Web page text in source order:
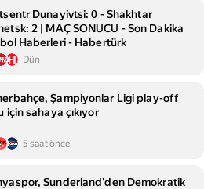
Dunayivtsi: 0 - Shakhtar
2 | MAÇ SONUCU - Son Dakika
Haberleri - Habertürk
Dün
Şampiyonlar Ligi play-off
için sahaya çıkıyor
5 saat önce
Sunderland'den Demokratik